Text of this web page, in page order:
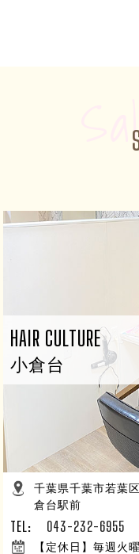
HAIR CULTURE
小倉台
千葉県千葉市若葉
倉台駅前
TEL: 043-232-6955
【定休日】毎週火